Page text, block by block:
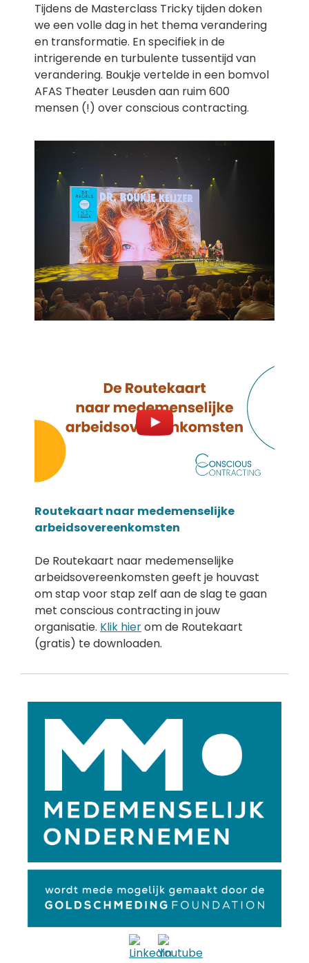
Tijdens de Masterclass Tricky tijden doken
we een volle dag in het thema verandering
en transformatie. En specifiek in de
intrigerende en turbulente tussentijd van
verandering. Boukje vertelde in een bomvol
AFAS Theater Leusden aan ruim 600
mensen (!) over conscious contracting.
Routekaart naar medemenselijke
arbeidsovereenkomsten
De Routekaart naar medemenselijke
arbeidsovereenkomsten geeft je houvast
om stap voor stap zelf aan de slag te gaan
met conscious contracting in jouw
organisatie. Klik hierom de Routekaart
(gratis) te downloaden.